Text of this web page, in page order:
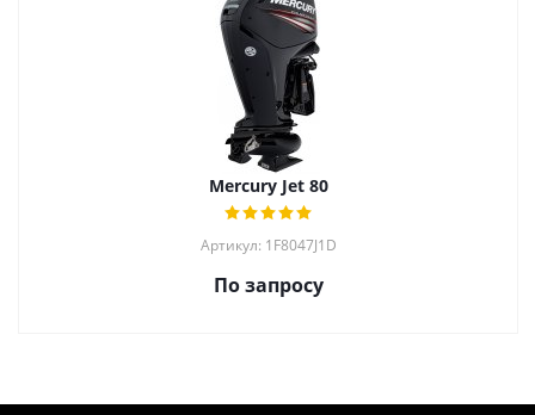
Mercury Jet 80
Артикул: 1F8047J1D
По запросу